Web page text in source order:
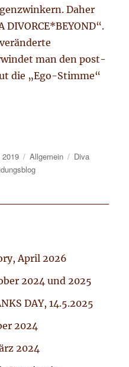
Daher
man den post-
die „Ego-Stimme“
Videoblog“
Kategorien
Allgemein Tags
Diva
April 2026
2024 und 2025
DAY, 14.5.2025
2024
2024